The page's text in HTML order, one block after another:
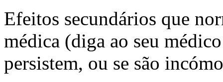
Efeitos secundários que
médica (diga ao seu
persistem, ou se são